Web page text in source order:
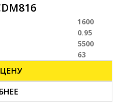
1600
0.95
5500
63